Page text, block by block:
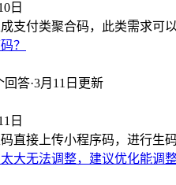
日
支付类聚合码，此类需求可
？
回答·3月11日更新
日
直接上传小程序码，进行生码
大无法调整，建议优化能调